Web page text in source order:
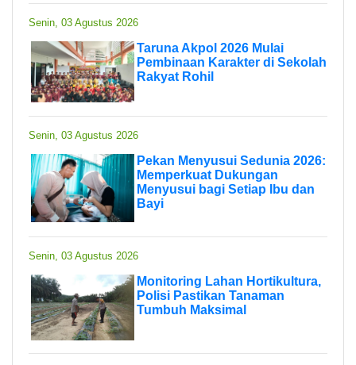
Senin, 03 Agustus 2026
Taruna Akpol 2026 Mulai
Pembinaan Karakter di Sekolah
Rakyat Rohil
Senin, 03 Agustus 2026
Pekan Menyusui Sedunia 2026:
Memperkuat Dukungan
Menyusui bagi Setiap Ibu dan
Bayi
Senin, 03 Agustus 2026
Monitoring Lahan Hortikultura,
Polisi Pastikan Tanaman
Tumbuh Maksimal